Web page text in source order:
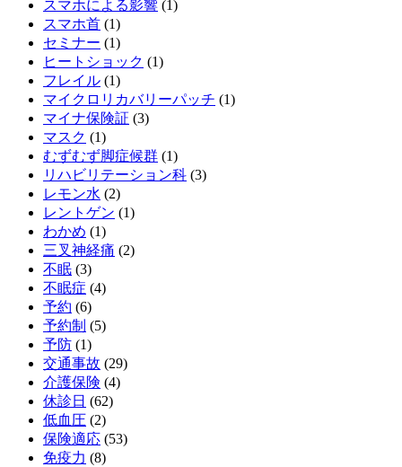
スマホによる影響 (1)
スマホ首 (1)
セミナー (1)
ヒートショック (1)
フレイル (1)
マイクロリカバリーパッチ (1)
マイナ保険証 (3)
マスク (1)
むずむず脚症候群 (1)
リハビリテーション科 (3)
レモン水 (2)
レントゲン (1)
わかめ (1)
三叉神経痛 (2)
不眠 (3)
不眠症 (4)
予約 (6)
予約制 (5)
予防 (1)
交通事故 (29)
介護保険 (4)
休診日 (62)
低血圧 (2)
保険適応 (53)
免疫力 (8)